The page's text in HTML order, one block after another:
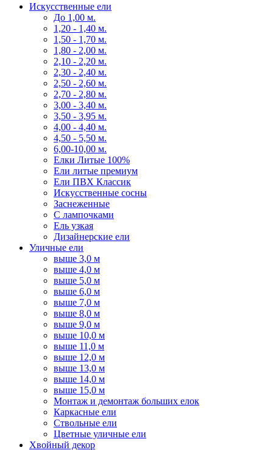
Искусственные ели
До 1,00 м.
1,20 - 1,40 м.
1,50 - 1,70 м.
1,80 - 2,00 м.
2,10 - 2,20 м.
2,30 - 2,40 м.
2,50 - 2,60 м.
2,70 - 2,80 м.
3,00 - 3,40 м.
3,50 - 3,95 м.
4,00 - 4,40 м.
4,50 - 5,50 м.
6,00-10,00 м.
Елки Литые 100%
Ели литые премиум
Ели ПВХ Классик
Искусственные сосны
Заснеженные
С лампочками
Ель узкая
Дизайнерские ели
Уличные ели
выше 3,0 м
выше 4,0 м
выше 5,0 м
выше 6,0 м
выше 7,0 м
выше 8,0 м
выше 9,0 м
выше 10,0 м
выше 11,0 м
выше 12,0 м
выше 13,0 м
выше 14,0 м
выше 15,0 м
Монтаж и демонтаж больших елок
Каркасные ели
Ствольные ели
Цветные уличные ели
Хвойный декор